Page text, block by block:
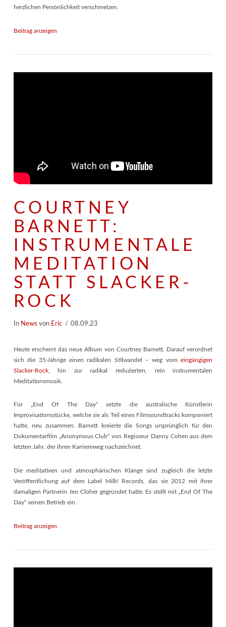
herzlichen Persönlichkeit verschmelzen.
Beitrag anzeigen
COURTNEY
BARNETT:
INSTRUMENTALE
MEDITATION
STATT SLACKER-
ROCK
In News von Eric 08.09.23
Heute erscheint das neue Album von Courtney Barnett. Darauf verordnet
sich die 35-Jährige einen radikalen Stilwandel – weg vomeingängigen
Slacker-Rock, hin zur radikal reduzierten, rein instrumentalen
Meditationsmusik.
Für „End Of The Day“ setzte die australische Künstlerin
Improvisationsstücke, welche sie als Teil eines Filmsoundtracks komponiert
hatte, neu zusammen. Barnett kreierte die Songs ursprünglich für den
Dokumentarfilm „Anonymous Club“ von Regisseur Danny Cohen aus dem
letzten Jahr, der ihren Karriereweg nachzeichnet.
Die meditativen und atmosphärischen Klänge sind zugleich die letzte
Veröffentlichung auf dem Label Milk! Records, das sie 2012 mit ihrer
damaligen Partnerin Jen Cloher gegründet hatte. Es stellt mit „End Of The
Day“ seinen Betrieb ein.
Beitrag anzeigen